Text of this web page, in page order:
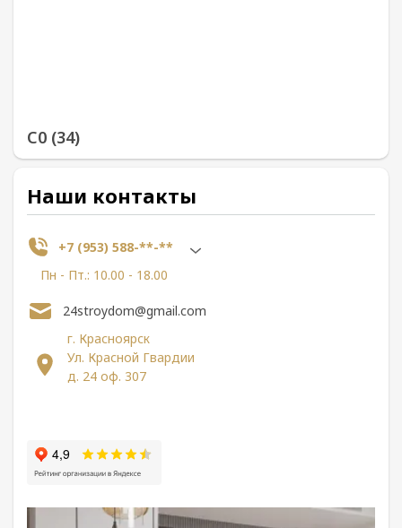
С0 (34)
Наши контакты
+7 (953) 588-**-**
Пн - Пт.: 10.00 - 18.00
г. Красноярск
Ул. Красной Гвардии
д. 24 оф. 307
24stroydom@gmail.com